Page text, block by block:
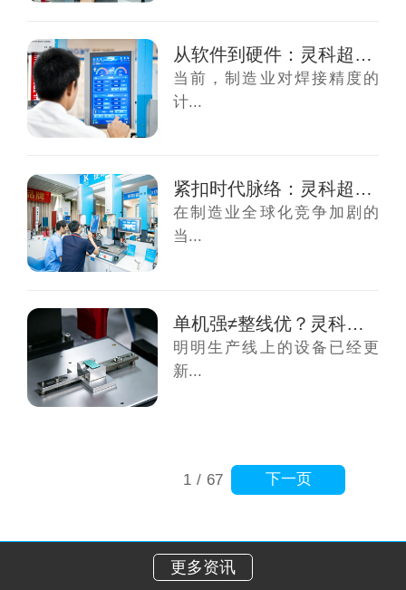
从软件到硬件：灵科超声波伺服焊接机的多重技...
当前，制造业对焊接精度的
计...
紧扣时代脉络：灵科超声波以全球领先技术厚度...
在制造业全球化竞争加剧的
当...
单机强≠整线优？灵科超声波伺服焊接给出智造...
明明生产线上的设备已经更
新...
1 / 67 下一页
更多资讯